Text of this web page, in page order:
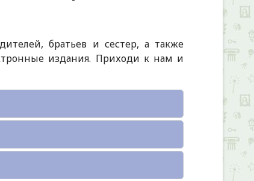
братьев и сестер, а также
издания. Приходи к нам и